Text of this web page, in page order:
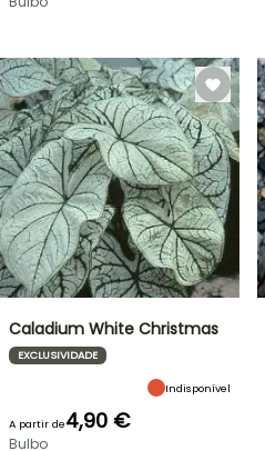
Caladium White Christmas
EXCLUSIVIDADE
Indisponível
A partir de4,90 €
Bulbo